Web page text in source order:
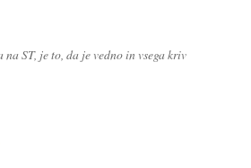
na ST, je to, da je vedno in vsega kriv